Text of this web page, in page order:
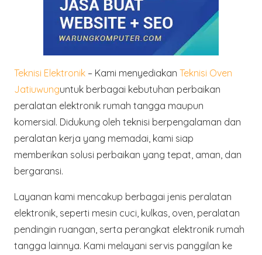
Teknisi Elektronik – Kami menyediakan Teknisi Oven
Jatiuwunguntuk berbagai kebutuhan perbaikan
peralatan elektronik rumah tangga maupun
komersial. Didukung oleh teknisi berpengalaman dan
peralatan kerja yang memadai, kami siap
memberikan solusi perbaikan yang tepat, aman, dan
bergaransi.
Layanan kami mencakup berbagai jenis peralatan
elektronik , seperti mesin cuci, kulkas, oven, peralatan
pendingin ruangan, serta perangkat elektronik rumah
tangga lainnya. Kami melayani servis panggilan ke